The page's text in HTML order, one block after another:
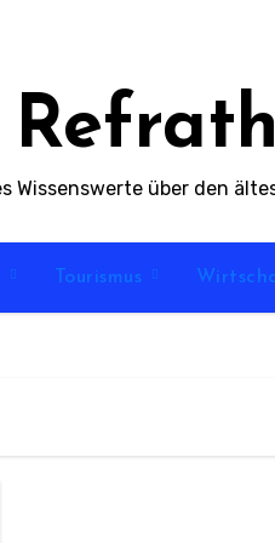
Wissenswerte über den
Tourismus